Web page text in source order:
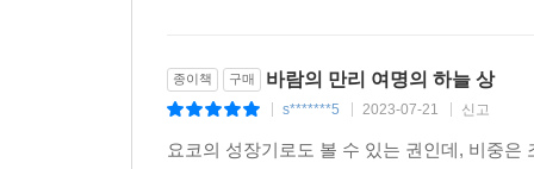
달아주었다. 애니메이션은 첫 번째 에피소드인
네 권을 묶은 45화로 이루어져 있으며 한국, 중
형성하며 오늘날까지 인기를 이어왔다.
종이책 구매 바람의 만리 여명의 하늘 상
s*******5 2023-07-21 신고
요코의 성장기로도 볼 수 있는 권인데, 비중